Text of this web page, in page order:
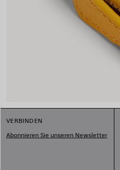
VERBINDEN
Abonnieren Sie unseren Newsletter